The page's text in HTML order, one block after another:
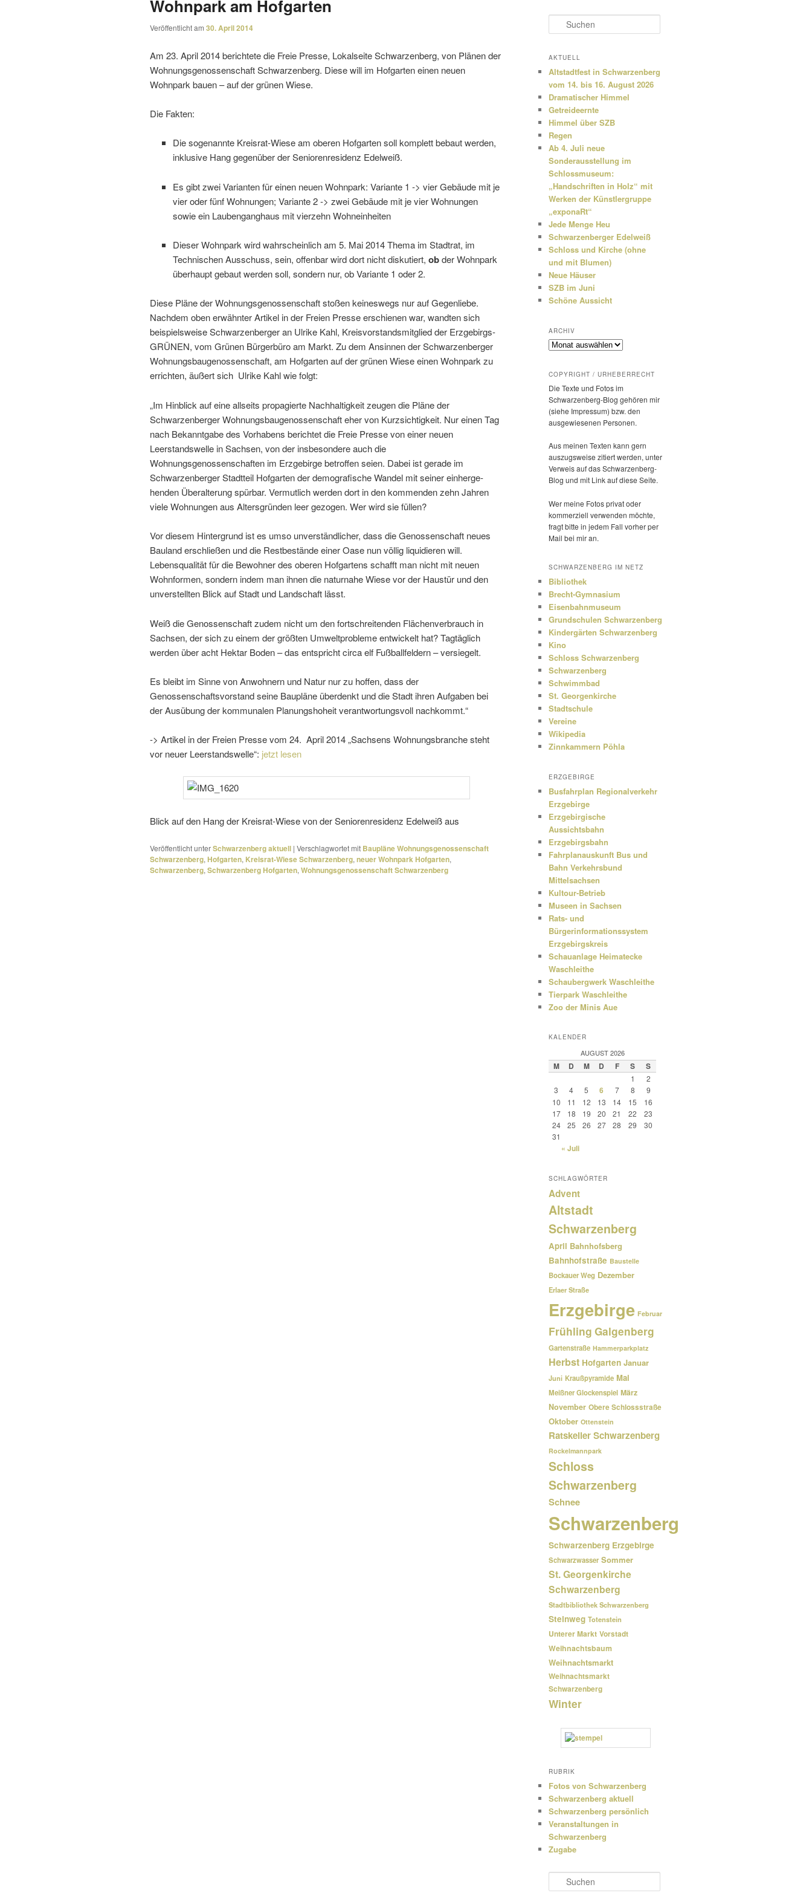
Wohnpark am Hofgarten
Veröffentlicht am 30. April 2014
Am 23. April 2014 berich­tete die Freie Presse, Lokalseite Schwarzenberg, von Plänen der
Wohnungsgenossenschaft Schwarzenberg. Diese will im Hofgarten einen neuen
Wohnpark bauen – auf der grünen Wiese.
Die Fakten:
Die soge­nannte Kreisrat-Wiese am oberen Hofgarten soll komplett bebaut werden,
inklu­sive Hang gegen­über der Seniorenresidenz Edelweiß.
Es gibt zwei Varianten für einen neuen Wohnpark: Variante 1 -> vier Gebäude mit je
vier oder fünf Wohnungen; Variante 2 -> zwei Gebäude mit je vier Wohnungen
sowie ein Laubenganghaus mit vier­zehn Wohneinheiten
Dieser Wohnpark wird wahr­schein­lich am 5. Mai 2014 Thema im Stadtrat, im
Technischen Ausschuss, sein, offenbar wird dort nicht disku­tiert, obder Wohnpark
über­haupt gebaut werden soll, sondern nur, ob Variante 1 oder 2.
Diese Pläne der Wohnungsgenossenschaft stoßen keines­wegs nur auf Gegenliebe.
Nachdem oben erwähnter Artikel in der Freien Presse erschienen war, wandten sich
beispiels­weise Schwarzenberger an Ulrike Kahl, Kreisvorstandsmitglied der Erzgebirgs-
GRÜNEN, vom Grünen Bürgerbüro am Markt. Zu dem Ansinnen der Schwarzenberger
Wohnungsbaugenossenschaft, am Hofgarten auf der grünen Wiese einen Wohnpark zu
errichten, äußert sich Ulrike Kahl wie folgt:
„Im Hinblick auf eine allseits propa­gierte Nachhaltigkeit zeugen die Pläne der
Schwarzenberger Wohnungsbaugenossenschaft eher von Kurzsichtigkeit. Nur einen Tag
nach Bekanntgabe des Vorhabens berichtet die Freie Presse von einer neuen
Leerstandswelle in Sachsen, von der insbe­son­dere auch die
Wohnungsgenossenschaften im Erzgebirge betroffen seien. Dabei ist gerade im
Schwarzenberger Stadtteil Hofgarten der demo­gra­fi­sche Wandel mit seiner einher­ge­
henden Überalterung spürbar. Vermutlich werden dort in den kommenden zehn Jahren
viele Wohnungen aus Altersgründen leer gezogen. Wer wird sie füllen?
Vor diesem Hintergrund ist es umso unver­ständ­li­cher, dass die Genossenschaft neues
Bauland erschließen und die Restbestände einer Oase nun völlig liqui­dieren will.
Lebensqualität für die Bewohner des oberen Hofgartens schafft man nicht mit neuen
Wohnformen, sondern indem man ihnen die natur­nahe Wiese vor der Haustür und den
unver­stellten Blick auf Stadt und Landschaft lässt.
Weiß die Genossenschaft zudem nicht um den fort­schrei­tenden Flächenverbrauch in
Sachsen, der sich zu einem der größten Umweltprobleme entwi­ckelt hat? Tagtäglich
werden über acht Hektar Boden – das entspricht circa elf Fußballfeldern – versiegelt.
Es bleibt im Sinne von Anwohnern und Natur nur zu hoffen, dass der
Genossenschaftsvorstand seine Baupläne über­denkt und die Stadt ihren Aufgaben bei
der Ausübung der kommu­nalen Planungshoheit verant­wor­tungs­voll nachkommt.“
-> Artikel in der Freien Presse vom 24. April 2014 „Sachsens Wohnungsbranche steht
vor neuer Leerstandswelle“: jetzt lesen
Blick auf den Hang der Kreisrat-Wiese von der Seniorenresidenz Edelweiß aus
Veröffentlicht unterSchwarzenberg aktuell | Verschlagwortet mit Baupläne Wohnungsgenossenschaft
Schwarzenberg,Hofgarten, Kreisrat-Wiese Schwarzenberg,neuer Wohnpark Hofgarten,
Schwarzenberg,Schwarzenberg Hofgarten,Wohnungsgenossenschaft Schwarzenberg
u
h
n
AKTUELL
Altstadtfest in Schwarzenberg
vom 14. bis 16. August 2026
Dramatischer Himmel
Getreideernte
Himmel über SZB
Regen
Ab 4. Juli neue
Sonderausstellung im
Schlossmuseum:
„Handschriften in Holz“ mit
Werken der Künstlergruppe
„exponaRt“
Jede Menge Heu
Schwarzenberger Edelweiß
Schloss und Kirche (ohne
und mit Blumen)
Neue Häuser
SZB im Juni
Schöne Aussicht
ARCHIV
Archiv
COPYRIGHT / URHEBERRECHT
Die Texte und Fotos im
Schwarzenberg-Blog gehören mir
(siehe Impressum) bzw. den
ausge­wie­senen Personen.
Aus meinen Texten kann gern
auszugs­weise zitiert werden, unter
Verweis auf das Schwarzenberg-
Blog und mit Link auf diese Seite.
Wer meine Fotos privat oder
kommer­ziell verwenden möchte,
fragt bitte in jedem Fall vorher per
Mail bei mir an.
SCHWARZENBERG IM NETZ
Bibliothek
Brecht-Gymnasium
Eisenbahnmuseum
Grundschulen Schwarzenberg
Kindergärten Schwarzenberg
Kino
Schloss Schwarzenberg
Schwarzenberg
Schwimmbad
St. Georgenkirche
Stadtschule
Vereine
Wikipedia
Zinnkammern Pöhla
ERZGEBIRGE
Busfahrplan Regionalverkehr
Erzgebirge
Erzgebirgische
Aussichtsbahn
Erzgebirgsbahn
Fahrplanauskunft Bus und
Bahn Verkehrsbund
Mittelsachsen
Kultour-Betrieb
Museen in Sachsen
Rats- und
Bürgerinformationssystem
Erzgebirgskreis
Schauanlage Heimatecke
Waschleithe
Schaubergwerk Waschleithe
Tierpark Waschleithe
Zoo der Minis Aue
KALENDER
AUGUST 2026
M D M D F S S
1
2
3
4 5 6 7 8
9
10
11 12 13 14 15
16
17
18 19 20 21 22
23
24
25 26 27 28 29
30
31
« Juli
SCHLAGWÖRTER
Advent
Altstadt
Schwarzenberg
April Bahnhofsberg
Bahnhofstraße Baustelle
Bockauer Weg Dezember
Erlaer Straße
Erzgebirge Februar
Frühling Galgenberg
Gartenstraße Hammerparkplatz
Herbst Hofgarten Januar
Juni Kraußpyramide Mai
Meißner Glockenspiel März
November Obere Schlossstraße
Oktober Ottenstein
Ratskeller Schwarzenberg
Rockelmannpark
Schloss
Schwarzenberg
Schnee
Schwarzenberg
Schwarzenberg Erzgebirge
Schwarzwasser Sommer
St. Georgenkirche
Schwarzenberg
Stadtbibliothek Schwarzenberg
Steinweg Totenstein
Unterer Markt Vorstadt
Weihnachtsbaum
Weihnachtsmarkt
Weihnachtsmarkt
Schwarzenberg
Winter
RUBRIK
Fotos von Schwarzenberg
Schwarzenberg aktuell
Schwarzenberg persönlich
Veranstaltungen in
Schwarzenberg
Zugabe
u